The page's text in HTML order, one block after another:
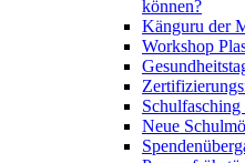
können?
Känguru der
Workshop
Schulfasching
Neue